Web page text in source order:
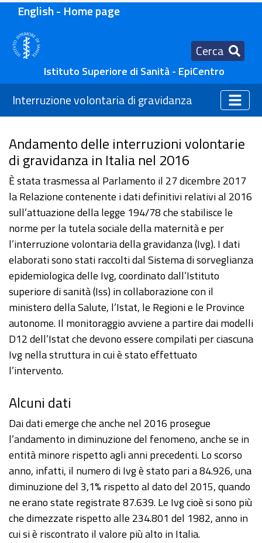
English - Home page
Cerca
Istituto Superiore di Sanità - EpiCentro
Interruzione volontaria di gravidanza
Andamento delle interruzioni volontarie
di gravidanza in Italia nel 2016
È stata trasmessa al Parlamento il 27 dicembre 2017
la Relazione contenente i dati definitivi relativi al 2016
sull’attuazione della legge 194/78 che stabilisce le
norme per la tutela sociale della maternità e per
l’interruzione volontaria della gravidanza (Ivg). I dati
elaborati sono stati raccolti dal Sistema di sorveglianza
epidemiologica delle Ivg, coordinato dall’Istituto
superiore di sanità (Iss) in collaborazione con il
ministero della Salute, l’Istat, le Regioni e le Province
autonome. Il monitoraggio avviene a partire dai modelli
D12 dell’Istat che devono essere compilati per ciascuna
Ivg nella struttura in cui è stato effettuato
l’intervento.
Alcuni dati
Dai dati emerge che anche nel 2016 prosegue
l’andamento in diminuzione del fenomeno, anche se in
entità minore rispetto agli anni precedenti. Lo scorso
anno, infatti, il numero di Ivg è stato pari a 84.926, una
diminuzione del 3,1% rispetto al dato del 2015, quando
ne erano state registrate 87.639. Le Ivg cioè si sono più
che dimezzate rispetto alle 234.801 del 1982, anno in
cui si è riscontrato il valore più alto in Italia.